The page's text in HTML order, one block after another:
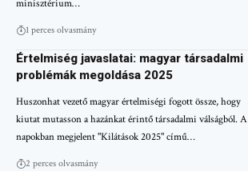
minisztérium…
1 perces olvasmány
Értelmiség javaslatai: magyar társadalmi
problémák megoldása 2025
Huszonhat vezető magyar értelmiségi fogott össze, hogy
kiutat mutasson a hazánkat érintő társadalmi válságból. A
napokban megjelent "Kilátások 2025" című…
2 perces olvasmány